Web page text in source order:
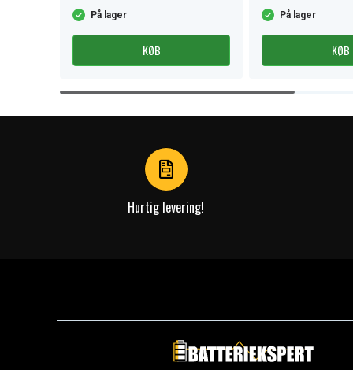
På lager
KØB
På lager
KØB
Item
Hurtig levering!